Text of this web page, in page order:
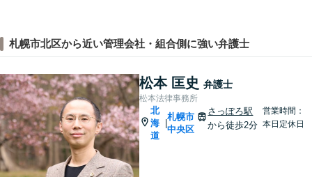
札幌市北区から近い管理会社・組合側に強い弁護士
松本 匡史 弁護士
松本法律事務所
北
海
道
札幌市
中央区
さっぽろ駅
から徒歩2分
営業時間：
本日定休日